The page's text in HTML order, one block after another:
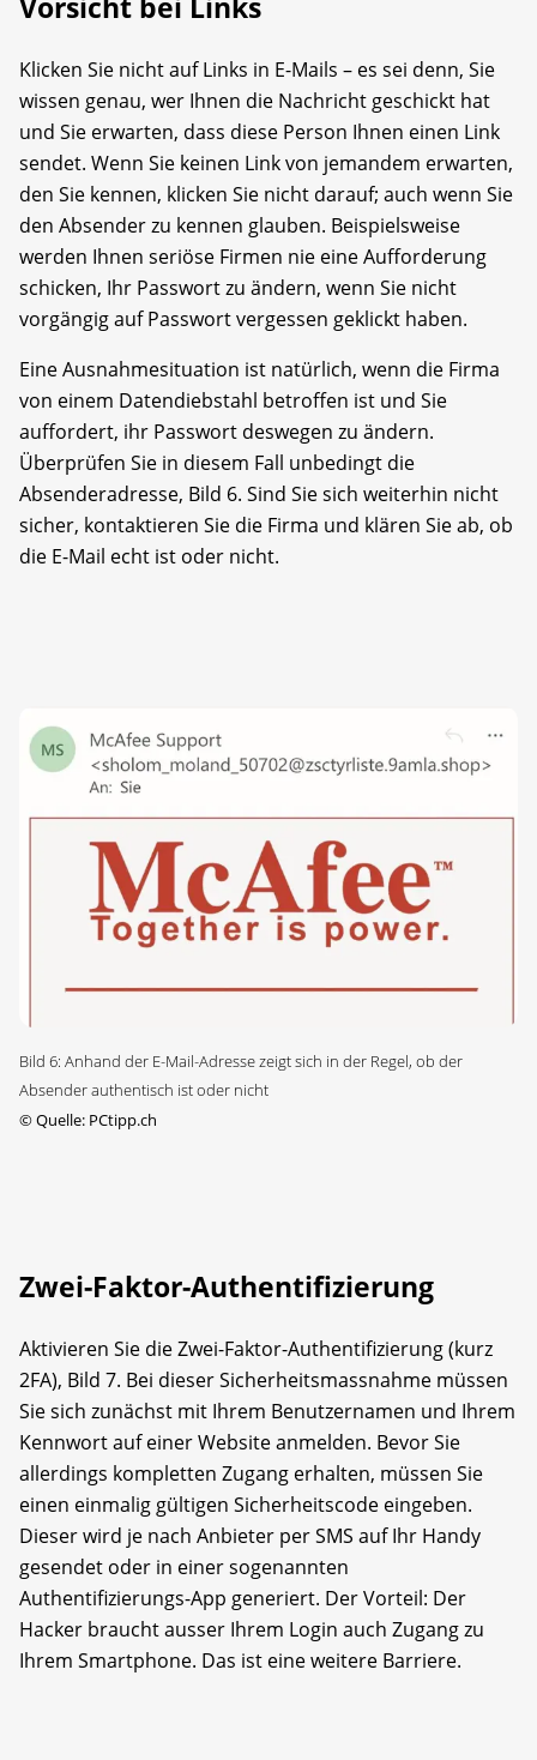
Klicken Sie nicht auf Links in E-Mails – es sei denn, Sie
wissen genau, wer Ihnen die Nachricht geschickt hat
und Sie erwarten, dass diese Person Ihnen einen Link
sendet. Wenn Sie keinen Link von jemandem erwarten,
den Sie kennen, klicken Sie nicht darauf; auch wenn Sie
den Absender zu kennen glauben. Beispielsweise
werden Ihnen seriöse Firmen nie eine Aufforderung
schicken, Ihr Passwort zu ändern, wenn Sie nicht
vorgängig auf Passwort vergessen geklickt haben.
Eine Ausnahmesituation ist natürlich, wenn die Firma
von einem Datendiebstahl betroffen ist und Sie
auffordert, ihr Passwort des­wegen zu ändern.
Überprüfen Sie in diesem Fall unbedingt die
Absenderadresse, Bild 6. Sind Sie sich weiterhin nicht
sicher, kontaktieren Sie die Firma und klären Sie ab, ob
die E-Mail echt ist oder nicht.
Bild 6: Anhand der E-Mail-Adresse zeigt sich in der Regel, ob der
Absender authentisch ist oder nicht
©Quelle: PCtipp.ch
Zwei-Faktor-Authentifizierung
Aktivieren Sie die Zwei-Faktor-Authentifizierung (kurz
2FA), Bild 7. Bei dieser Sicherheitsmassnahme müssen
Sie sich zunächst mit Ihrem Benutzernamen und Ihrem
Kennwort auf einer Website anmelden. Bevor Sie
allerdings kompletten Zugang erhalten, müssen Sie
einen einmalig gültigen Sicherheitscode eingeben.
Dieser wird je nach Anbieter per SMS auf Ihr Handy
gesendet oder in einer sogenannten
Authentifizierungs-App generiert. Der Vorteil: Der
Hacker braucht ausser Ihrem Login auch Zugang zu
Ihrem Smartphone. Das ist eine weitere Barriere.